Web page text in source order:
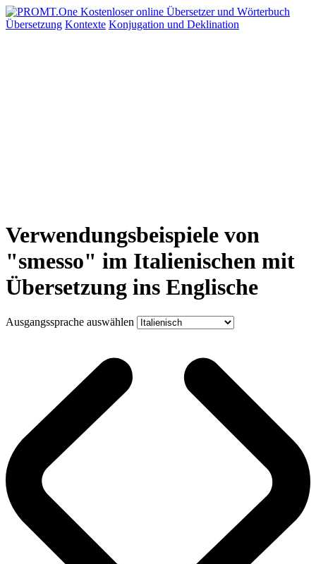
Übersetzung Kontexte Konjugation und Deklination
Verwendungsbeispiele von
"smesso" im Italienischen mit
Übersetzung ins Englische
Ausgangssprache auswählen